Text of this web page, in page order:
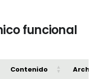
funcional
Contenido